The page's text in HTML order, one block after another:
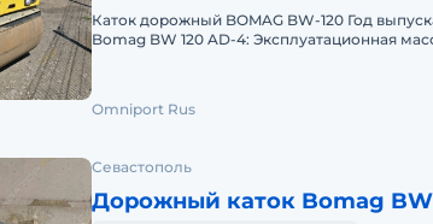
Каток дорожный BOMAG BW-120 Год
Bomag BW 120 AD-4: Эксплуатационная
Omniport Rus
Севастополь
Дорожный каток Bomag BW